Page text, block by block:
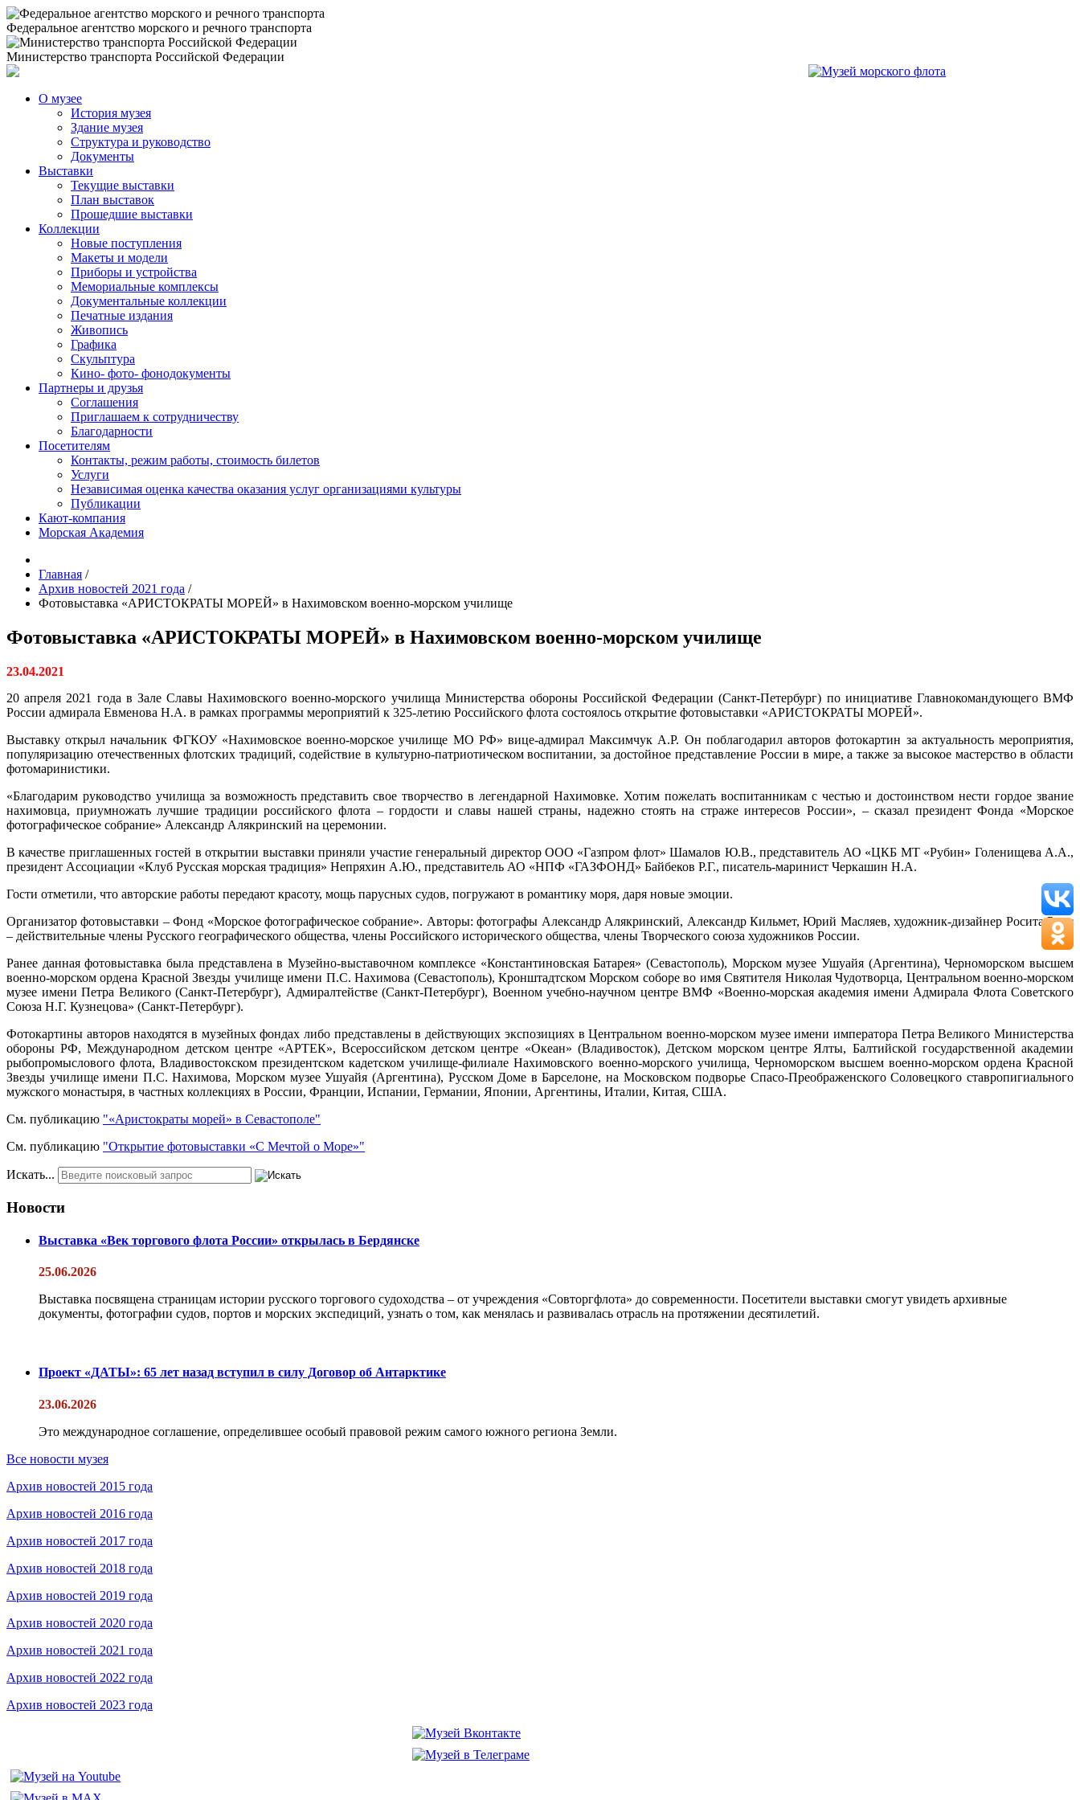
Федеральное агентство морского и речного транспорта
Министерство транспорта Российской Федерации
О музее
История музея
Здание музея
Структура и руководство
Документы
Выставки
Текущие выставки
План выставок
Прошедшие выставки
Коллекции
Новые поступления
Макеты и модели
Приборы и устройства
Мемориальные комплексы
Документальные коллекции
Печатные издания
Живопись
Графика
Скульптура
Кино- фото- фонодокументы
Партнеры и друзья
Соглашения
Приглашаем к сотрудничеству
Благодарности
Посетителям
Контакты, режим работы, стоимость билетов
Услуги
Независимая оценка качества оказания услуг организациями культуры
Публикации
Кают-компания
Морская Академия
Главная /
Архив новостей 2021 года /
Фотовыставка «АРИСТОКРАТЫ МОРЕЙ» в Нахимовском военно-морском училище
Фотовыставка «АРИСТОКРАТЫ МОРЕЙ» в Нахимовском военно-морском училище
23.04.2021
20 апреля 2021 года в Зале Славы Нахимовского военно-морского училища Министерства обороны Российской Федерации (Санкт-Петербург) по инициативе Главнокомандующего ВМФ
России адмирала Евменова Н.А. в рамках программы мероприятий к 325-летию Российского флота состоялось открытие фотовыставки «АРИСТОКРАТЫ МОРЕЙ».
Выставку открыл начальник ФГКОУ «Нахимовское военно-морское училище МО РФ» вице-адмирал Максимчук А.Р. Он поблагодарил авторов фотокартин за актуальность мероприятия,
популяризацию отечественных флотских традиций, содействие в культурно-патриотическом воспитании, за достойное представление России в мире, а также за высокое мастерство в области
фотомаринистики.
«Благодарим руководство училища за возможность представить свое творчество в легендарной Нахимовке. Хотим пожелать воспитанникам с честью и достоинством нести гордое звание
нахимовца, приумножать лучшие традиции российского флота – гордости и славы нашей страны, надежно стоять на страже интересов России», – сказал президент Фонда «Морское
фотографическое собрание» Александр Алякринский на церемонии.
В качестве приглашенных гостей в открытии выставки приняли участие генеральный директор ООО «Газпром флот» Шамалов Ю.В., представитель АО «ЦКБ МТ «Рубин» Голенищева А.А.,
президент Ассоциации «Клуб Русская морская традиция» Непряхин А.Ю., представитель АО «НПФ «ГАЗФОНД» Байбеков Р.Г., писатель-маринист Черкашин Н.А.
Гости отметили, что авторские работы передают красоту, мощь парусных судов, погружают в романтику моря, даря новые эмоции.
Организатор фотовыставки – Фонд «Морское фотографическое собрание». Авторы: фотографы Александр Алякринский, Александр Кильмет, Юрий Масляев, художник-дизайнер Росита Руис
– действительные члены Русского географического общества, члены Российского исторического общества, члены Творческого союза художников России.
Ранее данная фотовыставка была представлена в Музейно-выставочном комплексе «Константиновская Батарея» (Севастополь), Морском музее Ушуайя (Аргентина), Черноморском высшем
военно-морском ордена Красной Звезды училище имени П.С. Нахимова (Севастополь), Кронштадтском Морском соборе во имя Святителя Николая Чудотворца, Центральном военно-морском
музее имени Петра Великого (Санкт-Петербург), Адмиралтействе (Санкт-Петербург), Военном учебно-научном центре ВМФ «Военно-морская академия имени Адмирала Флота Советского
Союза Н.Г. Кузнецова» (Санкт-Петербург).
Фотокартины авторов находятся в музейных фондах либо представлены в действующих экспозициях в Центральном военно-морском музее имени императора Петра Великого Министерства
обороны РФ, Международном детском центре «АРТЕК», Всероссийском детском центре «Океан» (Владивосток), Детском морском центре Ялты, Балтийской государственной академии
рыбопромыслового флота, Владивостокском президентском кадетском училище-филиале Нахимовского военно-морского училища, Черноморском высшем военно-морском ордена Красной
Звезды училище имени П.С. Нахимова, Морском музее Ушуайя (Аргентина), Русском Доме в Барселоне, на Московском подворье Спасо-Преображенского Соловецкого ставропигиального
мужского монастыря, в частных коллекциях в России, Франции, Испании, Германии, Японии, Аргентины, Италии, Китая, США.
См. публикацию "«Аристократы морей» в Севастополе"
См. публикацию "Открытие фотовыставки «С Мечтой о Море»"
Искать...
Новости
Выставка «Век торгового флота России» открылась в Бердянске
25.06.2026
Выставка посвящена страницам истории русского торгового судоходства – от учреждения «Совторгфлота» до современности. Посетители выставки смогут увидеть архивные
документы, фотографии судов, портов и морских экспедиций, узнать о том, как менялась и развивалась отрасль на протяжении десятилетий.
Проект «ДАТЫ»: 65 лет назад вступил в силу Договор об Антарктике
23.06.2026
Это международное соглашение, определившее особый правовой режим самого южного региона Земли.
Все новости музея
Архив новостей 2015 года
Архив новостей 2016 года
Архив новостей 2017 года
Архив новостей 2018 года
Архив новостей 2019 года
Архив новостей 2020 года
Архив новостей 2021 года
Архив новостей 2022 года
Архив новостей 2023 года